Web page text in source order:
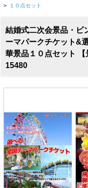
> １０点セット
結婚式二次会景品・ビ
ーマパークチケット&
華景品１０点セット 【
15480